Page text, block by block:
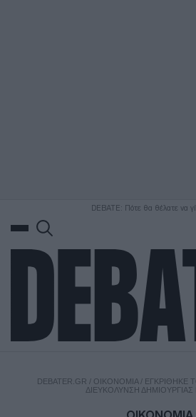
DEBATE: Πότε θα θέλατε να
DEBATER.GR / ΟΙΚΟΝΟΜΙΑ/ ΕΓΚΡΊΘΗΚΕ
ΔΙΕΥΚΌΛΥΝΣΗ ΔΗΜΙΟΥΡΓΊΑΣ